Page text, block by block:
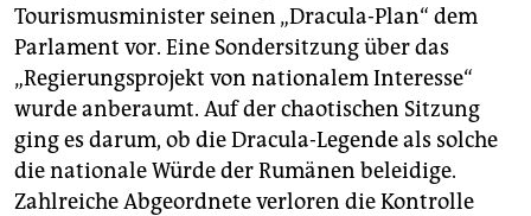
Tourismusminister seinen „Dracula-Plan“ dem
Parlament vor. Eine Sondersitzung über das
„Regierungsprojekt von nationalem Interesse“
wurde anberaumt. Auf der chaotischen Sitzung
ging es darum, ob die Dracula-Legende als solche
die nationale Würde der Rumänen beleidige.
Zahlreiche Abgeordnete verloren die Kontrolle